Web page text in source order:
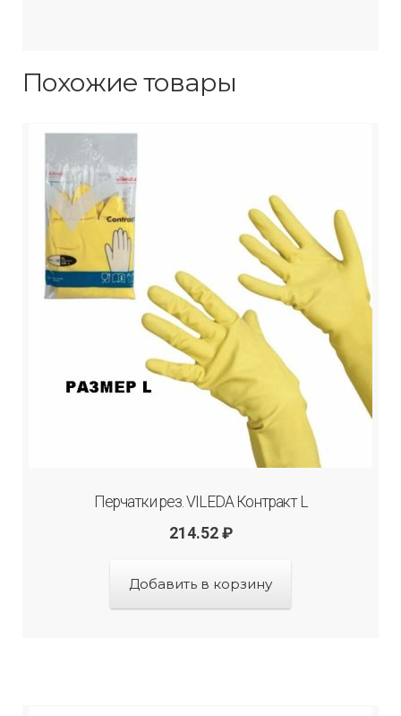
Похожие товары
Перчатки рез. VILEDA Контракт L
214.52 ₽
Добавить в корзину